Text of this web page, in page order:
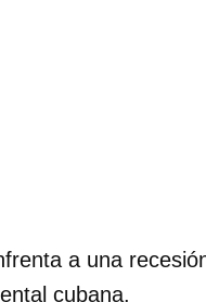
a una
cubana.